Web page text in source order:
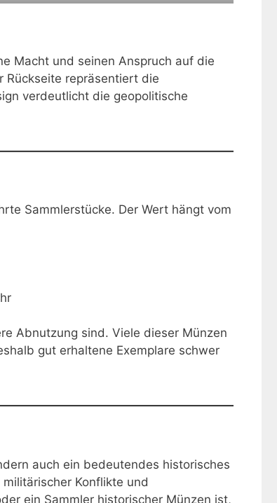
Macht und seinen Anspruch auf die
Rückseite repräsentiert die
verdeutlicht die geopolitische
Sammlerstücke. Der Wert hängt vom
Abnutzung sind. Viele dieser Münzen
gut erhaltene Exemplare schwer
auch ein bedeutendes historisches
Konflikte und
ein Sammler historischer Münzen ist,